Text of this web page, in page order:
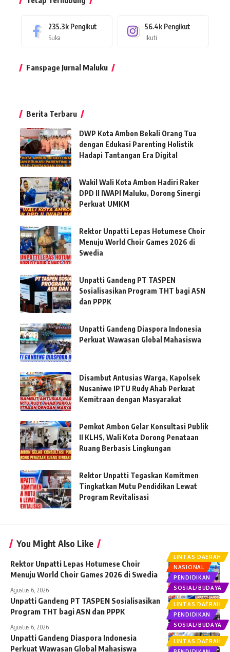
235.3k Pengikut
Suka
56.4k Pengikut
Ikuti
Fanspage Jurnal Maluku
Berita Terbaru
DWP Kota Ambon Bekali Orang Tua
dengan Edukasi Parenting Holistik
Hadapi Tantangan Era Digital
Wakil Wali Kota Ambon Hadiri Raker
DPD II IWAPI Maluku, Dorong Sinergi
Perkuat UMKM
Rektor Unpatti Lepas Hotumese Choir
Menuju World Choir Games 2026 di
Swedia
Unpatti Gandeng PT TASPEN
Sosialisasikan Program THT bagi ASN
dan PPPK
Unpatti Gandeng Diaspora Indonesia
Perkuat Wawasan Global Mahasiswa
Disambut Antusias Warga, Kapolsek
Nusaniwe IPTU Rudy Ahab Perkuat
Kemitraan dengan Masyarakat
Pemkot Ambon Gelar Konsultasi Publik
II KLHS, Wali Kota Dorong Penataan
Ruang Berbasis Lingkungan
Rektor Unpatti Tegaskan Komitmen
Tingkatkan Mutu Pendidikan Lewat
Program Revitalisasi
You Might Also Like
LINTAS DAERAH
NASIONAL
PENDIDIKAN
SOSIAL/BUDAYA
Rektor Unpatti Lepas Hotumese Choir
Menuju World Choir Games 2026 di Swedia
Agustus 6, 2026
LINTAS DAERAH
PENDIDIKAN
SOSIAL/BUDAYA
Unpatti Gandeng PT TASPEN Sosialisasikan
Program THT bagi ASN dan PPPK
Agustus 6, 2026
LINTAS DAERAH
Unpatti Gandeng Diaspora Indonesia
Perkuat Wawasan Global Mahasiswa